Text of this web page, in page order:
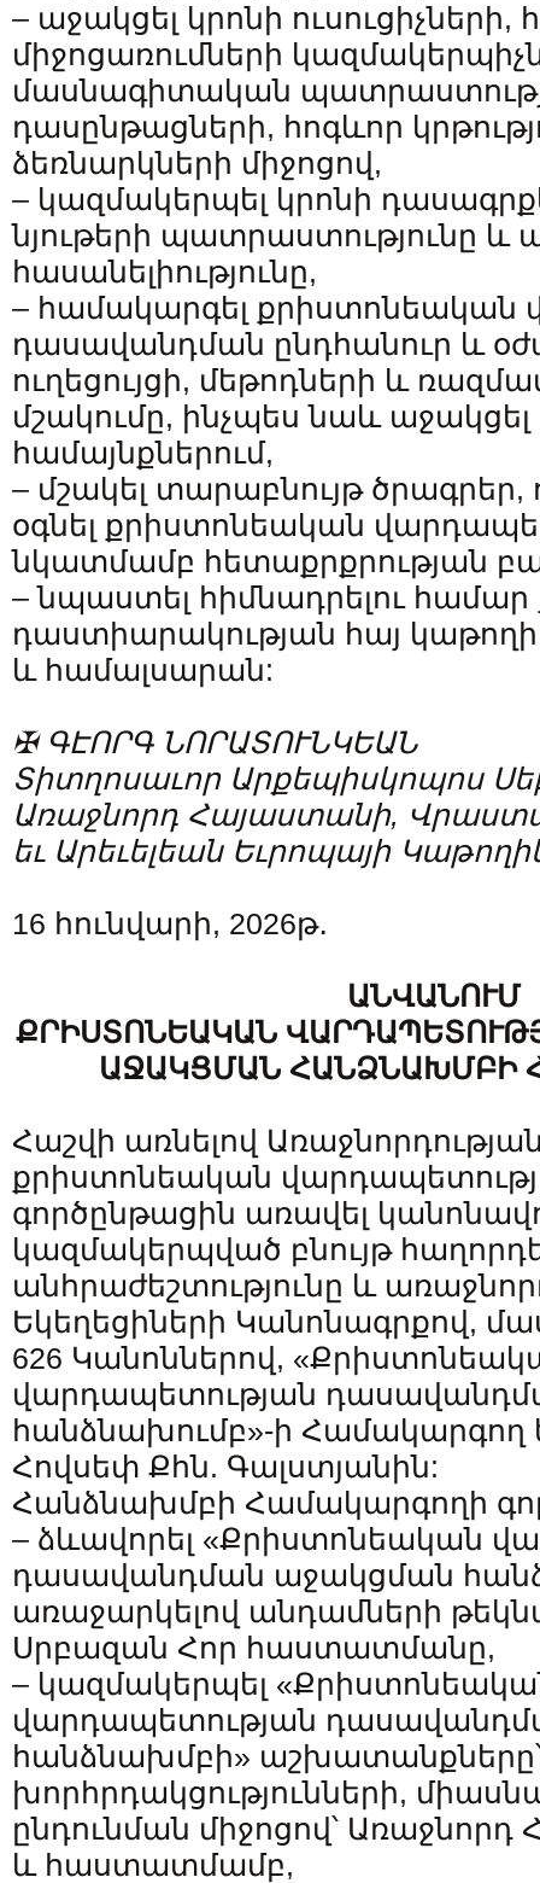
– աջակցել կրոնի ուսուցիչների,
միջոցառումների
մասնագիտական
դասընթացների, հոգևոր
ձեռնարկների միջոցով,
– կազմակերպել կրոնի
նյութերի պատրաստությունը և
հասանելիությունը,
– համակարգել քրիստոնեական
դասավանդման ընդհանուր և
ուղեցույցի, մեթոդների և
մշակումը, ինչպես նաև
համայնքներում,
– մշակել տարաբնույթ ծրագրեր,
օգնել քրիստոնեական
նկատմամբ հետաքրքրության
– նպաստել հիմնադրելու
դաստիարակության հայ
և համալսարան:
✠ ԳԷՈՐԳ ՆՈՐԱՏՈՒՆԿԵԱՆ
Տիտղոսաւոր Արքեպիսկոպոս
Առաջնորդ Հայաստանի,
եւ Արեւելեան Եւրոպայի
16 հունվարի, 2026թ․
ԱՆՎԱՆՈՒՄ
ՔՐԻՍՏՈՆԵԱԿԱՆ
ԱՋԱԿՑՄԱՆ ՀԱՆՁՆԱԽՄԲԻ
Հաշվի առնելով
քրիստոնեական
գործընթացին առավել
կազմակերպված բնույթ
անհրաժեշտությունը և
Եկեղեցիների Կանոնագրքով,
626 Կանոններով,
վարդապետության
հանձնախումբ»-ի Համակարգող
Հովսեփ Քհն. Գալստյանին:
Հանձնախմբի Համակարգողի
– ձևավորել «Քրիստոնեական
դասավանդման աջակցման
առաջարկելով անդամների
Սրբազան Հոր հաստատմանը,
– կազմակերպել
վարդապետության
հանձնախմբի» աշխատանքները՝
խորհրդակցությունների,
ընդունման միջոցով՝ Առաջնորդ
և հաստատմամբ,